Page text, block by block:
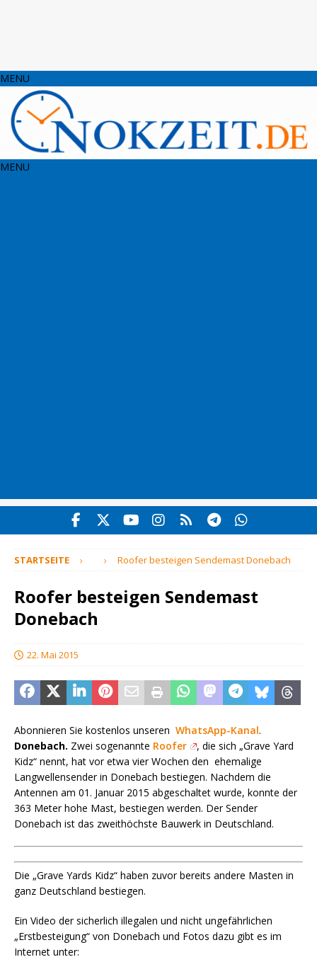
MENU
MENU
STARTSEITE Roofer besteigen Sendemast Donebach
Roofer besteigen Sendemast
Donebach
22. Mai 2015
Abonnieren Sie kostenlos unseren WhatsApp-Kanal.
Donebach. Zwei sogenannte Roofer
, die sich „Grave Yard
Kidz“ nennt, hat vor etwa vier Wochen den ehemalige
Langwellensender in Donebach bestiegen. Nachdem die
Antennen am 01. Januar 2015 abgeschaltet wurde, konnte der
363 Meter hohe Mast, bestiegen werden. Der Sender
Donebach ist das zweithöchste Bauwerk in Deutschland.
Die „Grave Yards Kidz“ haben zuvor bereits andere Masten in
ganz Deutschland bestiegen.
Ein Video der sicherlich illegalen und nicht ungefährlichen
„Erstbesteigung“ von Donebach und Fotos dazu gibt es im
Internet unter: